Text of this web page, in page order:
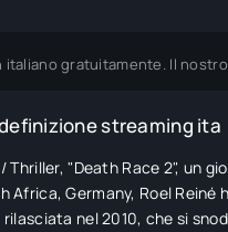
italiano gratuitamente. Il
streaming ita
"Death Race 2", un
Germany, Roel Reiné
nel 2010, che si